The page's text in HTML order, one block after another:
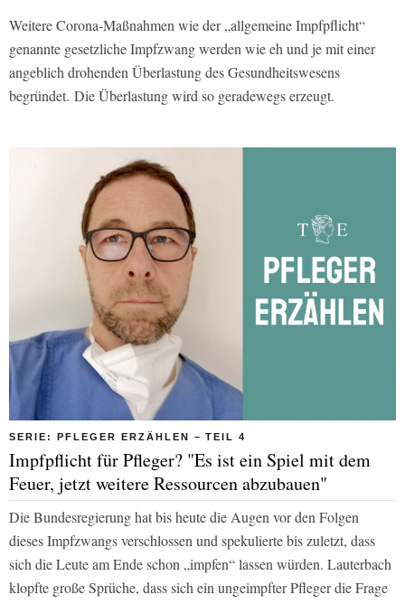
Weitere Corona-Maßnahmen wie der „allgemeine Impfpflicht“
genannte gesetzliche Impfzwang werden wie eh und je mit einer
angeblich drohenden Überlastung des Gesundheitswesens
begründet. Die Überlastung wird so geradewegs erzeugt.
SERIE: PFLEGER ERZÄHLEN – TEIL 4
Impfpflicht für Pfleger? "Es ist ein Spiel mit dem
Feuer, jetzt weitere Ressourcen abzubauen"
Die Bundesregierung hat bis heute die Augen vor den Folgen
dieses Impfzwangs verschlossen und spekulierte bis zuletzt, dass
sich die Leute am Ende schon „impfen“ lassen würden. Lauterbach
klopfte große Sprüche, dass sich ein ungeimpfter Pfleger die Frage